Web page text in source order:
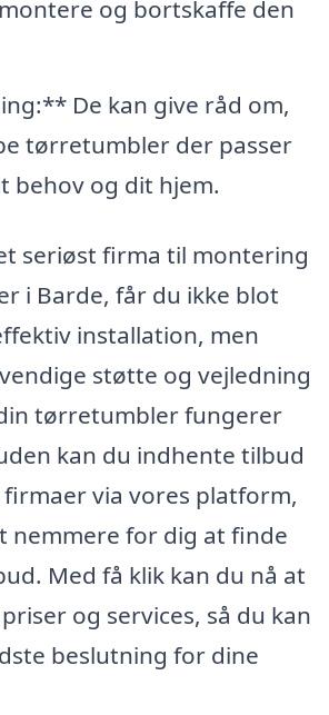
og bortskaffe den
De kan give råd om,
tørretumbler der passer
behov og dit hjem.
seriøst firma til montering
i Barde, får du ikke blot
installation, men
støtte og vejledning
tørretumbler fungerer
kan du indhente tilbud
via vores platform,
nemmere for dig at finde
Med få klik kan du nå at
og services, så du kan
beslutning for dine